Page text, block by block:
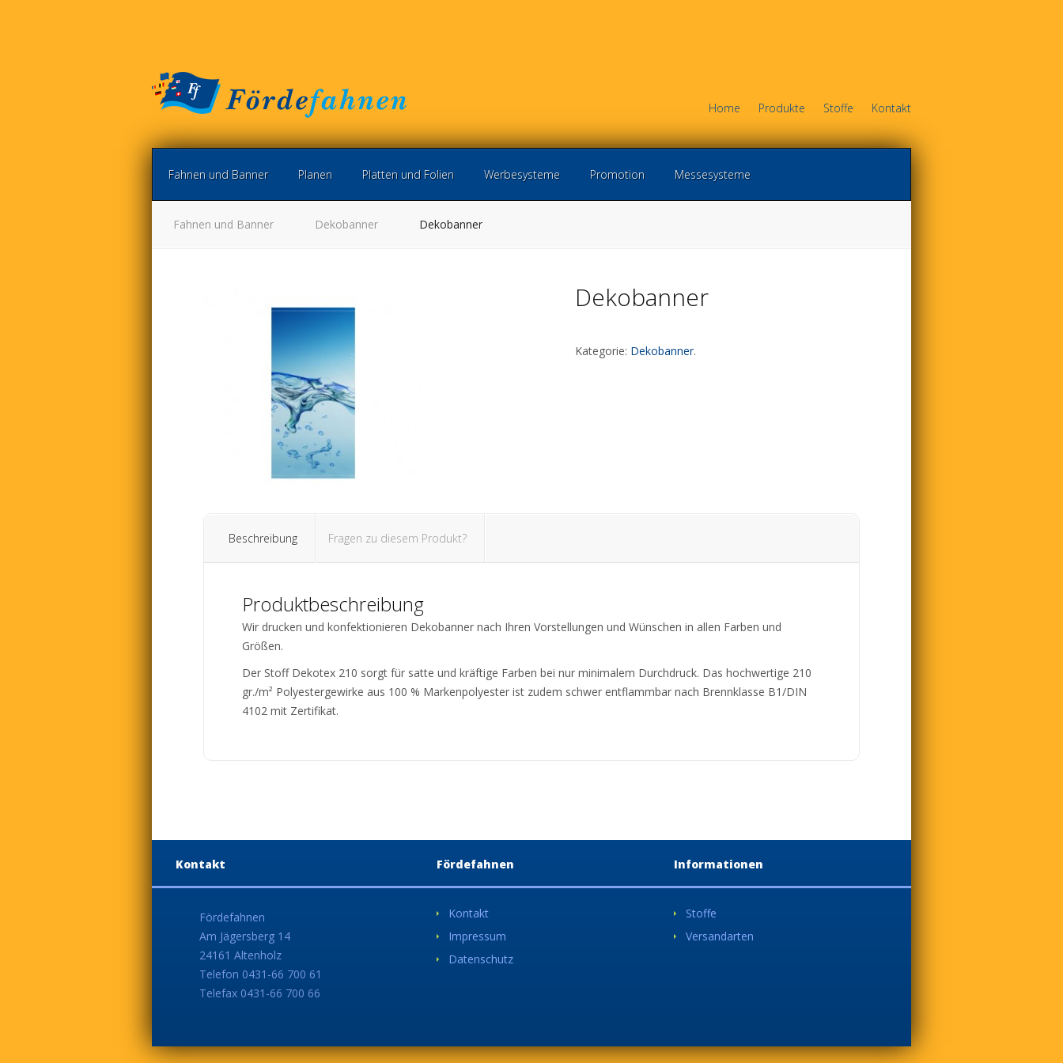
Home Produkte Stoffe Kontakt
Fahnen und Banner Planen Platten und Folien Werbesysteme Promotion Messesysteme
Fahnen und Banner Dekobanner Dekobanner
Dekobanner
Kategorie: Dekobanner.
Beschreibung Fragen zu diesem Produkt?
Produktbeschreibung
Wir drucken und konfektionieren Dekobanner nach Ihren Vorstellungen und Wünschen in allen Farben und
Größen.
Der Stoff Dekotex 210 sorgt für satte und kräftige Farben bei nur minimalem Durchdruck. Das hochwertige 210
gr./m² Polyestergewirke aus 100 % Markenpolyester ist zudem schwer entflammbar nach Brennklasse B1/DIN
4102 mit Zertifikat.
Kontakt
Fördefahnen
Am Jägersberg 14
24161 Altenholz
Telefon 0431-66 700 61
Telefax 0431-66 700 66
Fördefahnen
Kontakt
Impressum
Datenschutz
Informationen
Stoffe
Versandarten